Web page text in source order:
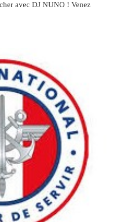
avec DJ NUNO ! Venez